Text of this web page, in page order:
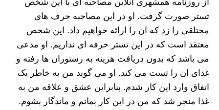
از روزنامه همشهری انلاین مصاحبه ای با این شخص
تستر صورت گرفت. او در این مصاحبه حرف های
مختلقی را زد که ان را ارائه خواهیم داد. این شخص
معتقد است که در این تستر حرفه ای نداریم. او مدعی
می باشد که بدون دریافت هزینه به رستوران ها رفته و
غذای ان را تست می کند. او می گوید من به خاطر یک
اتفاق وارد این کار شدم. بنابراین عشق و علاقه من به
غذا منجر شد که من در این کار بمانم و ماندگار بشوم.